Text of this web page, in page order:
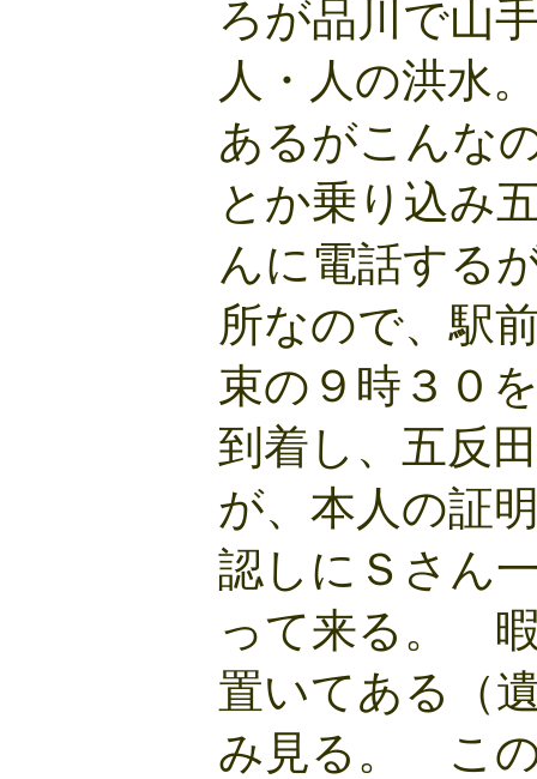
ろが品川で山
人・人の洪水
あるがこんな
とか乗り込み
んに電話する
所なので、駅
束の９時３０
到着し、五反
が、本人の証
認しにＳさん
って来る。
置いてある（
み見る。 こ